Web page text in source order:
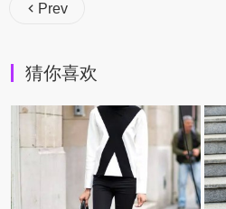
Prev
猜你喜欢